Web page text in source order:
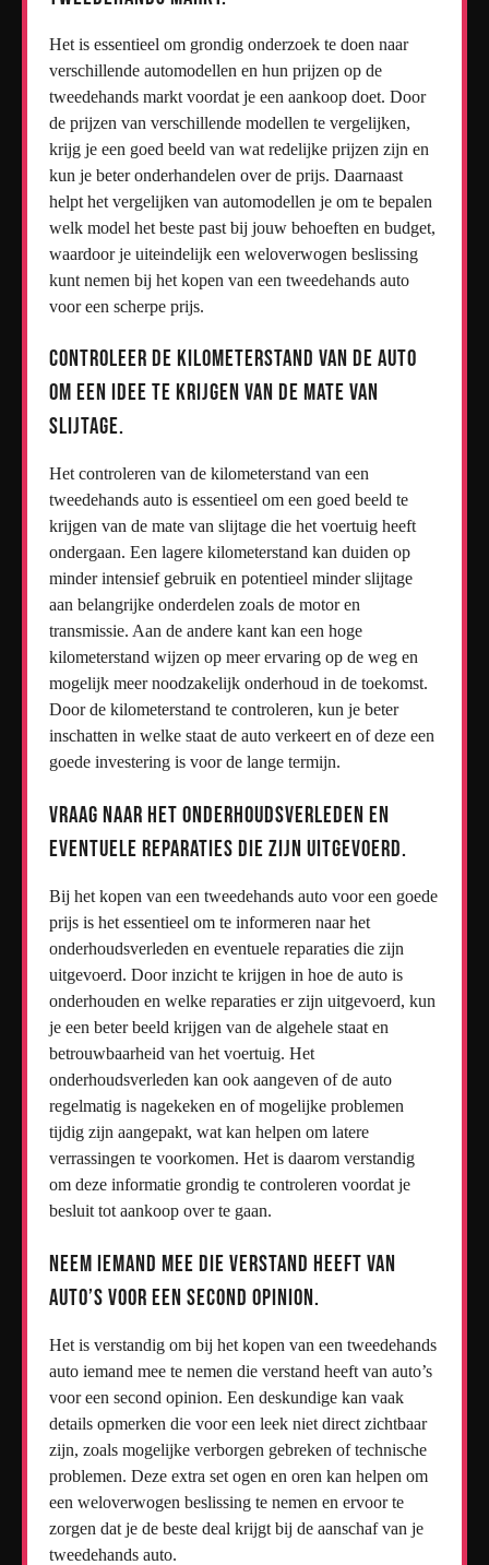
Het is essentieel om grondig onderzoek te doen naar
verschillende automodellen en hun prijzen op de
tweedehands markt voordat je een aankoop doet. Door
de prijzen van verschillende modellen te vergelijken,
krijg je een goed beeld van wat redelijke prijzen zijn en
kun je beter onderhandelen over de prijs. Daarnaast
helpt het vergelijken van automodellen je om te bepalen
welk model het beste past bij jouw behoeften en budget,
waardoor je uiteindelijk een weloverwogen beslissing
kunt nemen bij het kopen van een tweedehands auto
voor een scherpe prijs.
Controleer de kilometerstand van de auto
om een idee te krijgen van de mate van
slijtage.
Het controleren van de kilometerstand van een
tweedehands auto is essentieel om een goed beeld te
krijgen van de mate van slijtage die het voertuig heeft
ondergaan. Een lagere kilometerstand kan duiden op
minder intensief gebruik en potentieel minder slijtage
aan belangrijke onderdelen zoals de motor en
transmissie. Aan de andere kant kan een hoge
kilometerstand wijzen op meer ervaring op de weg en
mogelijk meer noodzakelijk onderhoud in de toekomst.
Door de kilometerstand te controleren, kun je beter
inschatten in welke staat de auto verkeert en of deze een
goede investering is voor de lange termijn.
Vraag naar het onderhoudsverleden en
eventuele reparaties die zijn uitgevoerd.
Bij het kopen van een tweedehands auto voor een goede
prijs is het essentieel om te informeren naar het
onderhoudsverleden en eventuele reparaties die zijn
uitgevoerd. Door inzicht te krijgen in hoe de auto is
onderhouden en welke reparaties er zijn uitgevoerd, kun
je een beter beeld krijgen van de algehele staat en
betrouwbaarheid van het voertuig. Het
onderhoudsverleden kan ook aangeven of de auto
regelmatig is nagekeken en of mogelijke problemen
tijdig zijn aangepakt, wat kan helpen om latere
verrassingen te voorkomen. Het is daarom verstandig
om deze informatie grondig te controleren voordat je
besluit tot aankoop over te gaan.
Neem iemand mee die verstand heeft van
auto’s voor een second opinion.
Het is verstandig om bij het kopen van een tweedehands
auto iemand mee te nemen die verstand heeft van auto’s
voor een second opinion. Een deskundige kan vaak
details opmerken die voor een leek niet direct zichtbaar
zijn, zoals mogelijke verborgen gebreken of technische
problemen. Deze extra set ogen en oren kan helpen om
een weloverwogen beslissing te nemen en ervoor te
zorgen dat je de beste deal krijgt bij de aanschaf van je
tweedehands auto.